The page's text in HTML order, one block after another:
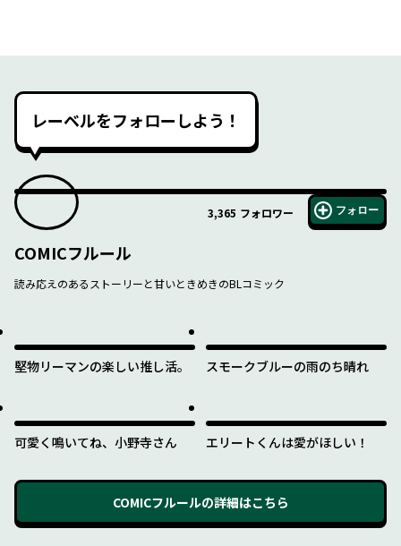
レーベルをフォローしよう！
3,365 フォロワー フォロー
COMICフルール
読み応えのあるストーリーと甘いときめきのBLコミック
堅物リーマンの楽しい推し活。 スモークブルーの雨のち晴れ
可愛く鳴いてね、小野寺さん エリートくんは愛がほしい！
COMICフルールの詳細はこちら